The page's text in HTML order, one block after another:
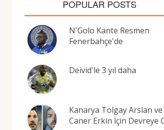
POPULAR POSTS
N'Golo Kante Resmen
Fenerbahçe'de
Deivid'le 3 yıl daha
Kanarya Tolgay Arslan ve
Caner Erkin İçin Devreye